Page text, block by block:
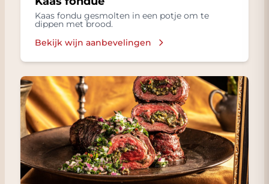
Kaas fondu gesmolten in een potje om te
dippen met brood.
Bekijk wijn aanbevelingen